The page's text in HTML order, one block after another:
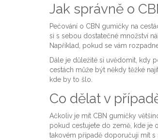
Jak správně o
Pečování o CBN gumičky na
si s sebou dostatečné množství
Například, pokud se vám
Dále je důležité si uvědomit, kdy
cestách může být někdy těžké
kde by to šlo.
Co dělat v
Ačkoliv je mít CBN gumičky
pokud cestujete do země, kde je
takovém případě doporučuji mít s